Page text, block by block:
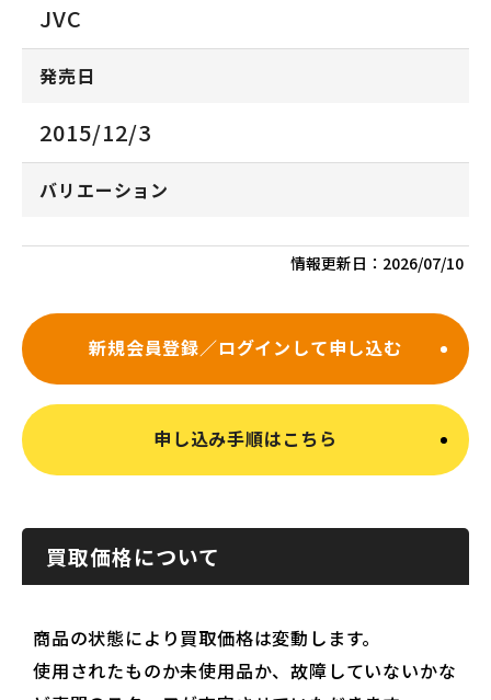
JVC
発売日
2015/12/3
バリエーション
情報更新日： 2026/07/10
新規会員登録／ログインして申し込む
申し込み手順はこちら
買取価格について
商品の状態により買取価格は変動します。
使用されたものか未使用品か、故障していないかな